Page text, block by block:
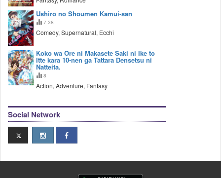
Ushiro no Shoumen Kamui-san
7.38
Comedy, Supernatural, Ecchi
Koko wa Ore ni Makasete Saki ni Ike to
Itte kara 10-nen ga Tattara Densetsu ni
Natteita.
8
Action, Adventure, Fantasy
Social Network